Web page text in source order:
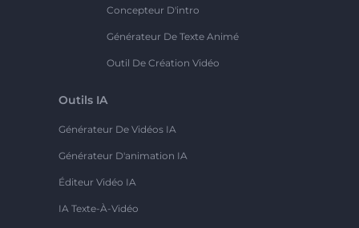
Concepteur D'intro
Générateur De Texte Animé
Outil De Création Vidéo
Outils IA
Générateur De Vidéos IA
Générateur D'animation IA
Éditeur Vidéo IA
IA Texte-À-Vidéo